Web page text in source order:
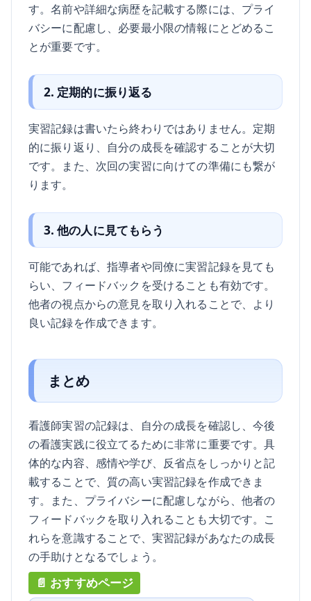
す。名前や詳細な病歴を記載する際には、プライ
バシーに配慮し、必要最小限の情報にとどめるこ
とが重要です。
2. 定期的に振り返る
実習記録は書いたら終わりではありません。定期
的に振り返り、自分の成長を確認することが大切
です。また、次回の実習に向けての準備にも繋が
ります。
3. 他の人に見てもらう
可能であれば、指導者や同僚に実習記録を見ても
らい、フィードバックを受けることも有効です。
他者の視点からの意見を取り入れることで、より
良い記録を作成できます。
まとめ
看護師実習の記録は、自分の成長を確認し、今後
の看護実践に役立てるために非常に重要です。具
体的な内容、感情や学び、反省点をしっかりと記
載することで、質の高い実習記録を作成できま
す。また、プライバシーに配慮しながら、他者の
フィードバックを取り入れることも大切です。こ
れらを意識することで、実習記録があなたの成長
の手助けとなるでしょう。